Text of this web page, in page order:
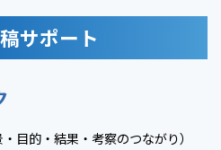
サポート
目的・結果・考察のつながり）